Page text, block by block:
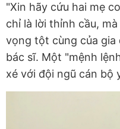
"Xin hãy cứu hai mẹ
chỉ là lời thỉnh cầu,
vọng tột cùng của
bác sĩ. Một "mệnh
xé với đội ngũ cán bộ